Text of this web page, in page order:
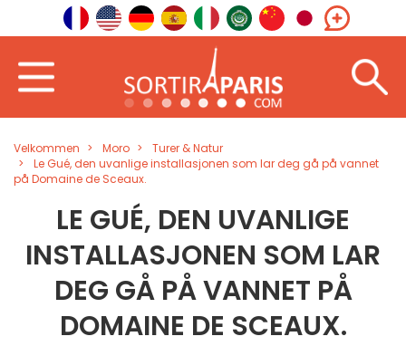
Velkommen Moro
Turer & Natur
Le Gué, den uvanlige installasjonen som lar deg gå på vannet
på Domaine de Sceaux.
LE GUÉ, DEN UVANLIGE
INSTALLASJONEN SOM LAR
DEG GÅ PÅ VANNET PÅ
DOMAINE DE SCEAUX.